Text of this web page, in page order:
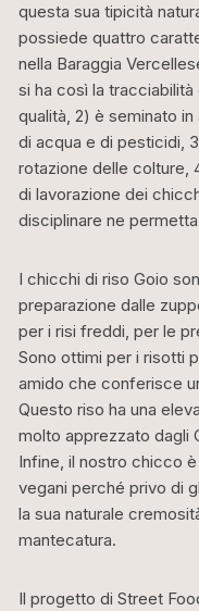
questa sua tipicità
possiede quattro
nella Baraggia
si ha così la
qualità, 2) è seminato
di acqua e di pesticidi,
rotazione delle colture,
di lavorazione dei
disciplinare ne
I chicchi di riso Goio
preparazione dalle
per i risi freddi, per le
Sono ottimi per i risotti
amido che conferisce
Questo riso ha una
molto apprezzato dagli
Infine, il nostro chicco
vegani perché privo di
la sua naturale
mantecatura.
Il progetto di Street